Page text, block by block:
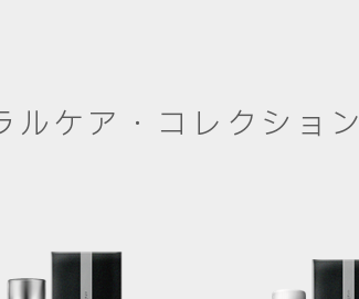
ルケア・コレクション